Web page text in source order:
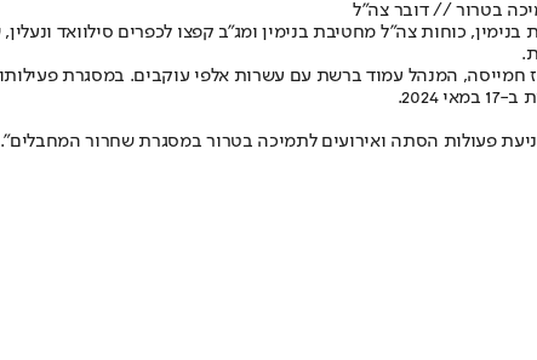
בטרור // דובר צה"ל
כוחות צה״ל מחטיבת בנימין ומג״ב קפצו לכפרים סילוואד
חמייסה, המנהל עמוד ברשת עם עשרות אלפי עוקבים. במסגרת
פעולות הסתה ואירועים לתמיכה בטרור במסגרת שחרור